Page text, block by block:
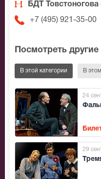
БДТ
+7 (495) 921-35-00
Посмотреть
В этой категории В
24
29